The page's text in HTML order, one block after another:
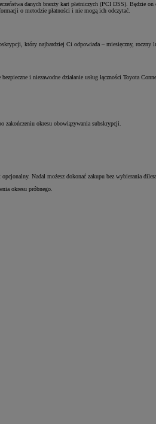
danych branży kart płatniczych (PCI DSS). Będzie
o metodzie płatności i nie mogą ich odczytać.
który najbardziej Ci odpowiada – miesięczny, roczny
i niezawodne działanie usług łączności Toyota
okresu obowiązywania subskrypcji.
Nadal możesz dokonać zakupu bez wybierania
okresu próbnego.